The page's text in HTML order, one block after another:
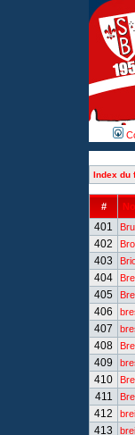
Index du
#
401
402
403
404
405
406
407
408
409
410
411
412
413